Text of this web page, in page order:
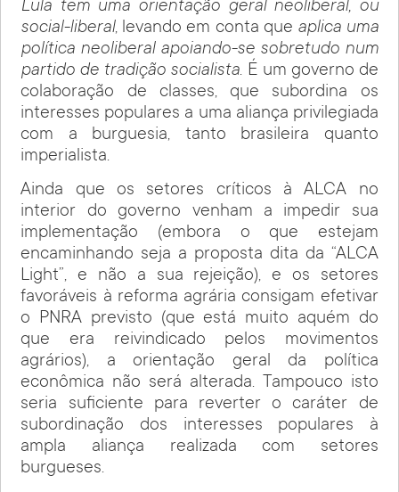
Lula tem uma orientação geral neoliberal, ou
social-liberal, levando em conta que aplica uma
política neoliberal apoiando-se sobretudo num
partido de tradição socialista. É um governo de
colaboração de classes, que subordina os
interesses populares a uma aliança privilegiada
com a burguesia, tanto brasileira quanto
imperialista.
Ainda que os setores críticos à ALCA no
interior do governo venham a impedir sua
implementação (embora o que estejam
encaminhando seja a proposta dita da “ALCA
Light”, e não a sua rejeição), e os setores
favoráveis à reforma agrária consigam efetivar
o PNRA previsto (que está muito aquém do
que era reivindicado pelos movimentos
agrários), a orientação geral da política
econômica não será alterada. Tampouco isto
seria suficiente para reverter o caráter de
subordinação dos interesses populares à
ampla aliança realizada com setores
burgueses.